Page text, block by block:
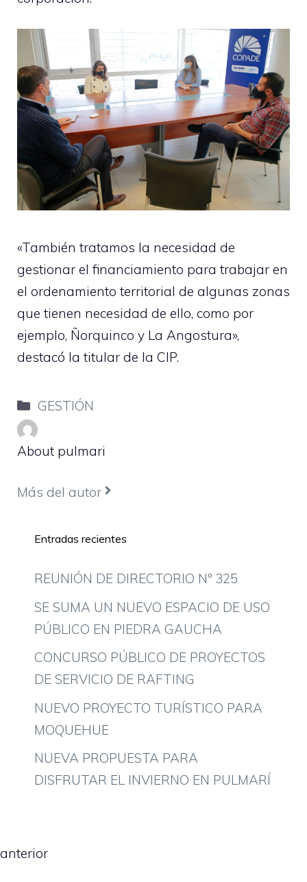
«También tratamos la necesidad de
gestionar el financiamiento para trabajar en
el ordenamiento territorial de algunas zonas
que tienen necesidad de ello, como por
ejemplo, Ñorquinco y La Angostura»,
destacó la titular de la CIP.
Categorías
GESTIÓN
About pulmari
Más del autor
Entradas recientes
REUNIÓN DE DIRECTORIO Nº 325
SE SUMA UN NUEVO ESPACIO DE USO
PÚBLICO EN PIEDRA GAUCHA
CONCURSO PÚBLICO DE PROYECTOS
DE SERVICIO DE RAFTING
NUEVO PROYECTO TURÍSTICO PARA
MOQUEHUE
NUEVA PROPUESTA PARA
DISFRUTAR EL INVIERNO EN PULMARÍ
anterior